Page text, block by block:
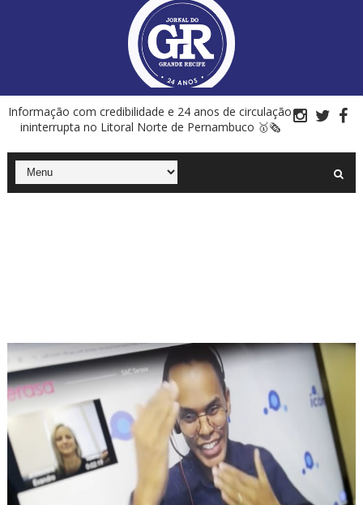
Informação com credibilidade e 24 anos de circulação
ininterrupta no Litoral Norte de Pernambuco 🥇🗞